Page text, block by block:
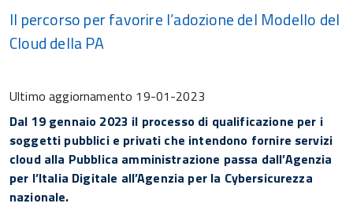
Il percorso per favorire l’adozione del Modello del
Cloud della PA
Ultimo aggiornamento 19-01-2023
Dal 19 gennaio 2023 il processo di qualificazione per i
soggetti pubblici e privati che intendono fornire servizi
cloud alla Pubblica amministrazione passa dall’Agenzia
per l’Italia Digitale all’Agenzia per la Cybersicurezza
nazionale.